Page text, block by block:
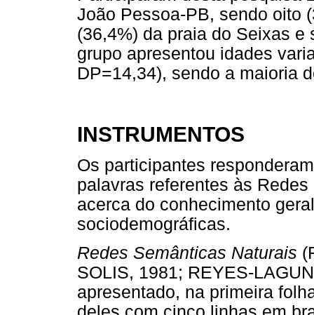
João Pessoa-PB, sendo oito
(36,4%) da praia do Seixas e
grupo apresentou idades
DP=14,34), sendo a maioria
INSTRUMENTOS
Os participantes
palavras referentes às
acerca do conhecimento
sociodemográficas.
Redes Semânticas Naturais
SOLIS, 1981; REYES-
apresentado, na primeira